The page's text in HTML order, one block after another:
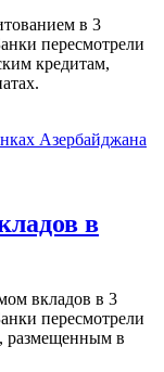
в 3
пересмотрели
кредитам,
в
вкладов в 3
пересмотрели
размещенным в